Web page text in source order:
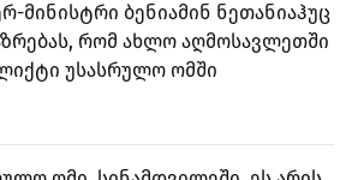
მინისტრი ბენიამინ ნეთანიაჰუც
რომ ახლო აღმოსავლეთში
უსასრულო ომში